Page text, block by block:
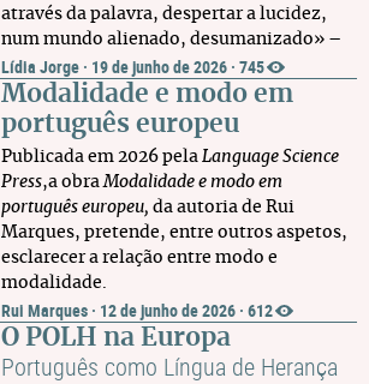
através da palavra, despertar a lucidez,
num mundo alienado, desumanizado» –
Lídia Jorge · 19 de junho de 2026 · 745
Modalidade e modo em
português europeu
Publicada em 2026 pela Language Science
Press,a obraModalidade e modo em
português europeu, da autoria de Rui
Marques, pretende, entre outros aspetos,
esclarecer a relação entre modo e
modalidade.
Rui Marques · 12 de junho de 2026 · 612
O POLH na Europa
Português como Língua de Herança